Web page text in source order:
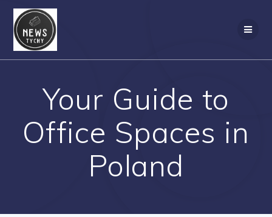
Your Guide to
Office Spaces in
Poland